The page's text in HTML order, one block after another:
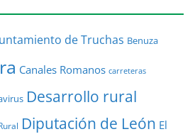
de Truchas Benuza
Canales Romanos carreteras
Desarrollo rural
Diputación de León El